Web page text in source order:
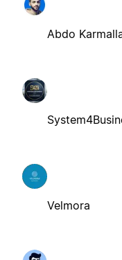
Abdo
Velmora